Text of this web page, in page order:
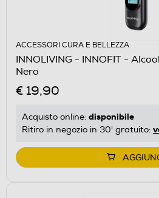
ACCESSORI CURA E BELLEZZA
INNOLIVING - INNOFIT -
Nero
€ 19,90
Acquisto online: disponibile
Ritiro in negozio in 30' gratuito: